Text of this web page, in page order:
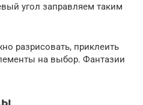
угол заправляем таким
разрисовать, приклеить
на выбор. Фантазии